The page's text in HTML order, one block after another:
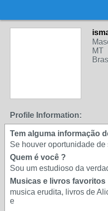
MT
Profile Information:
Tem alguma informação
Se houver oportunidade de
Quem é você ?
Sou um estudioso da
Musicas e livros favoritos
musica erudita, livros de
e